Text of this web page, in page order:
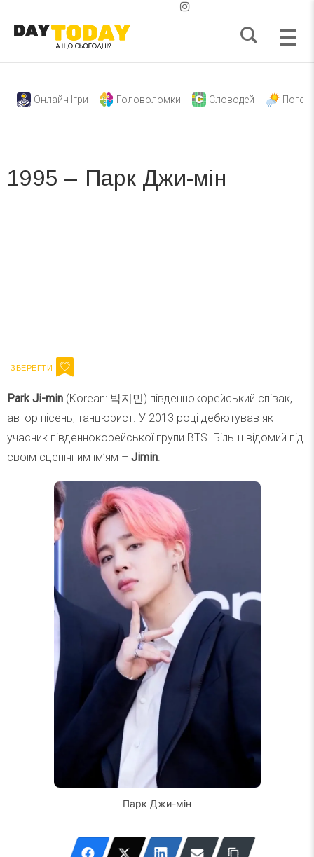
Онлайн Ігри Головоломки Словодей
1995 – Парк Джи-мін
Park Ji-min (Korean: 박지민) південнокорейський співак,
автор пісень, танцюрист. У 2013 році дебютував як
учасник південнокорейської групи BTS. Більш відомий під
своїм сценічним ім’ям – Jimin.
Парк Джи-мін